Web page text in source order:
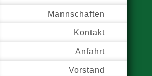
Mannschaften
Kontakt
Anfahrt
Vorstand